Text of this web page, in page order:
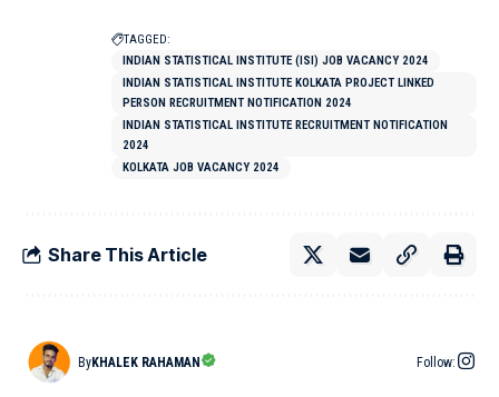
TAGGED:
INDIAN STATISTICAL INSTITUTE (ISI) JOB VACANCY 2024
INDIAN STATISTICAL INSTITUTE KOLKATA PROJECT LINKED
PERSON RECRUITMENT NOTIFICATION 2024
INDIAN STATISTICAL INSTITUTE RECRUITMENT NOTIFICATION
2024
KOLKATA JOB VACANCY 2024
Share This Article
ByKHALEK RAHAMAN Follow: